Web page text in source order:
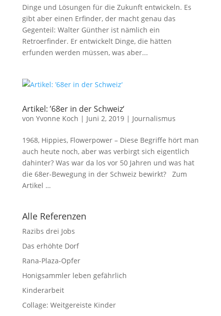
Dinge und Lösungen für die Zukunft entwickeln. Es
gibt aber einen Erfinder, der macht genau das
Gegenteil: Walter Günther ist nämlich ein
Retroerfinder. Er entwickelt Dinge, die hätten
erfunden werden müssen, was aber...
Artikel: ’68er in der Schweiz‘
von Yvonne Koch | Juni 2, 2019| Journalismus
1968, Hippies, Flowerpower – Diese Begriffe hört man
auch heute noch, aber was verbirgt sich eigentlich
dahinter? Was war da los vor 50 Jahren und was hat
die 68er-Bewegung in der Schweiz bewirkt? Zum
Artikel …
Alle Referenzen
Razibs drei Jobs
Das erhöhte Dorf
Rana-Plaza-Opfer
Honigsammler leben gefährlich
Kinderarbeit
Collage: Weitgereiste Kinder